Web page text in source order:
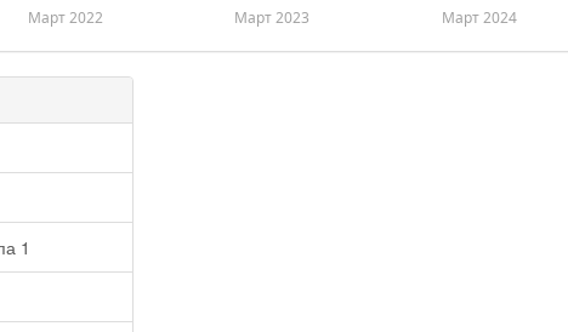
Март 2022 Март 2023 Март 2024
1